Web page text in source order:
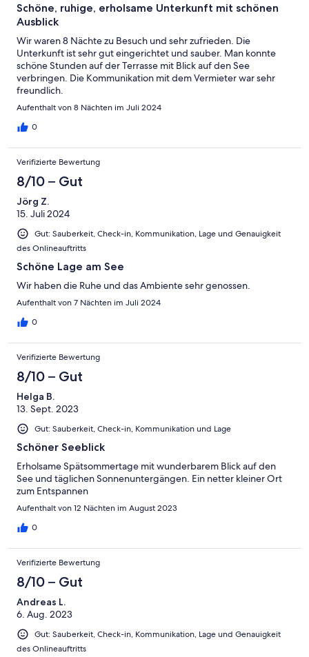
Schöne, ruhige, erholsame Unterkunft mit schönen
Ausblick
Wir waren 8 Nächte zu Besuch und sehr zufrieden. Die
Unterkunft ist sehr gut eingerichtet und sauber. Man konnte
schöne Stunden auf der Terrasse mit Blick auf den See
verbringen. Die Kommunikation mit dem Vermieter war sehr
freundlich.
Aufenthalt von 8 Nächten im Juli 2024
0
Verifizierte Bewertung
8/10 – Gut
Jörg Z.
15. Juli 2024
Gut: Sauberkeit, Check-in, Kommunikation, Lage und Genauigkeit
des Onlineauftritts
Schöne Lage am See
Wir haben die Ruhe und das Ambiente sehr genossen.
Aufenthalt von 7 Nächten im Juli 2024
0
Verifizierte Bewertung
8/10 – Gut
Helga B.
13. Sept. 2023
Gut: Sauberkeit, Check-in, Kommunikation und Lage
Schöner Seeblick
Erholsame Spätsommertage mit wunderbarem Blick auf den
See und täglichen Sonnenuntergängen. Ein netter kleiner Ort
zum Entspannen
Aufenthalt von 12 Nächten im August 2023
0
Verifizierte Bewertung
8/10 – Gut
Andreas L.
6. Aug. 2023
Gut: Sauberkeit, Check-in, Kommunikation, Lage und Genauigkeit
des Onlineauftritts